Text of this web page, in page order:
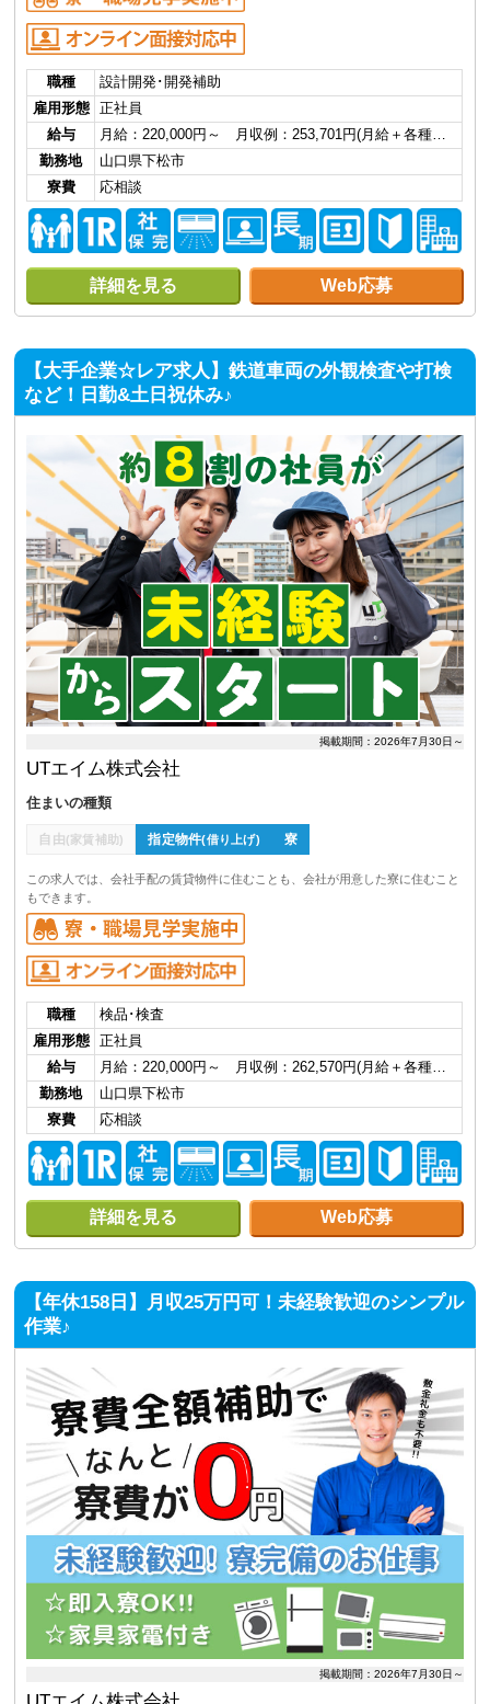
職種
設計開発･開発補助
雇用形態
正社員
給与
月給：220,000円～ 月収例：253,701円(月給＋各種…
勤務地
山口県下松市
寮費
応相談
詳細を見る Web応募
【大手企業☆レア求人】鉄道車両の外観検査や打検
など！日勤&土日祝休み♪
掲載期間：2026年7月30日～
UTエイム株式会社
住まいの種類
自由(家賃補助) 指定物件(借り上げ) 寮
この求人では、会社手配の賃貸物件に住むことも、会社が用意した寮に住むこと
もできます。
職種
検品･検査
雇用形態
正社員
給与
月給：220,000円～ 月収例：262,570円(月給＋各種…
勤務地
山口県下松市
寮費
応相談
詳細を見る Web応募
【年休158日】月収25万円可！未経験歓迎のシンプル
作業♪
掲載期間：2026年7月30日～